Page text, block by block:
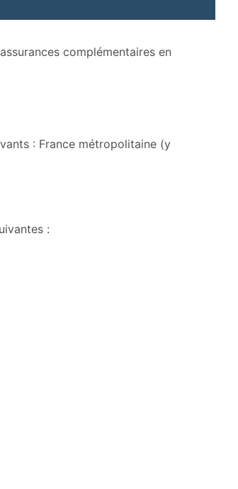
complémentaires en
: France métropolitaine (y
: